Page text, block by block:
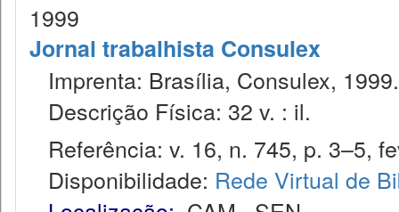
1999
Jornal trabalhista Consulex
Imprenta: Brasília, Consulex, 1999.
Descrição Física: 32 v. : il.
Referência: v. 16, n. 745, p. 3–5,
Disponibilidade: Rede Virtual de